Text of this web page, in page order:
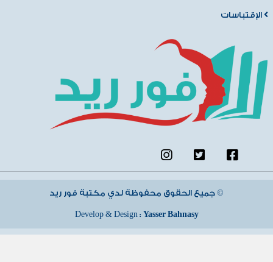
الإقتباسات
جميع الحقوق محفوظة لدي مكتبة فور ريد ©
Develop & Design : Yasser Bahnasy